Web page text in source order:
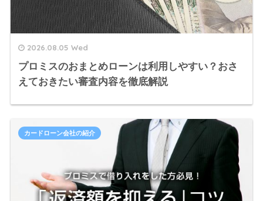
2026.08.05 Wed
プロミスのおまとめローンは利用しやすい？おさ
えておきたい審査内容を徹底解説
カードローン会社の紹介